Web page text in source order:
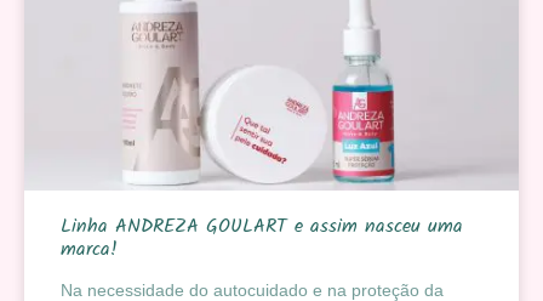
Linha ANDREZA GOULART e assim nasceu uma
marca!
Na necessidade do autocuidado e na proteção da